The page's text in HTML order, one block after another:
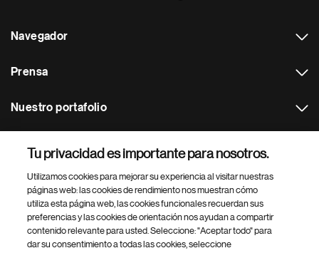
Navegador
Prensa
Nuestro portafolio
Footer Site Search
Tu privacidad es importante para nosotros.
Utilizamos cookies para mejorar su experiencia al visitar nuestras
páginas web: las cookies de rendimiento nos muestran cómo
utiliza esta página web, las cookies funcionales recuerdan sus
preferencias y las cookies de orientación nos ayudan a compartir
contenido relevante para usted. Seleccione: "Aceptar todo" para
dar su consentimiento a todas las cookies, seleccione